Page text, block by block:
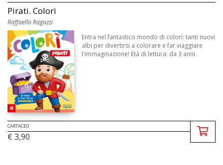
Pirati. Colorì
Raffaello Ragazzi
Entra nel fantastico mondo di colorì: tanti nuovi
albi per divertirsi a colorare e far viaggiare
l'immaginazione! Età di lettura: da 3 anni.
CARTACEO
€ 3,90